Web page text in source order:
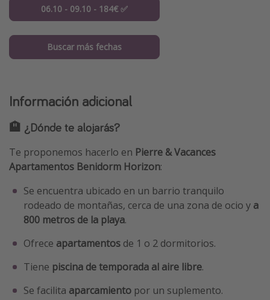
06.10 - 09.10 - 184€ ✅
Buscar más fechas
Información adicional
🏨 ¿Dónde te alojarás?
Te proponemos hacerlo en Pierre & Vacances
Apartamentos Benidorm Horizon:
Se encuentra ubicado en un barrio tranquilo
rodeado de montañas, cerca de una zona de ocio y a
800 metros de la playa.
Ofrece apartamentos de 1 o 2 dormitorios.
Tiene piscina de temporada al aire libre.
Se facilita aparcamiento por un suplemento.